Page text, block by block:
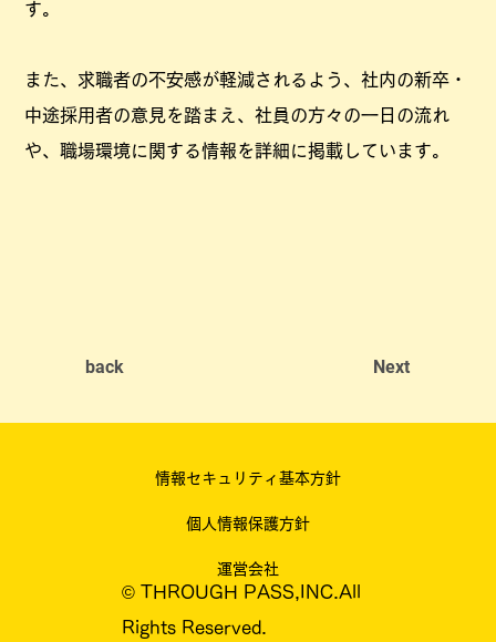
す。
また、求職者の不安感が軽減されるよう、社内の新卒・
中途採用者の意見を踏まえ、社員の方々の一日の流れ
や、職場環境に関する情報を詳細に掲載しています。
back Next
情報セキュリティ基本方針
個人情報保護方針
運営会社
© THROUGH PASS,INC.All
Rights Reserved.